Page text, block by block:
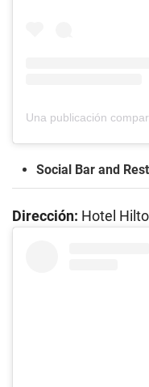
Social Bar and
Dirección: Hotel